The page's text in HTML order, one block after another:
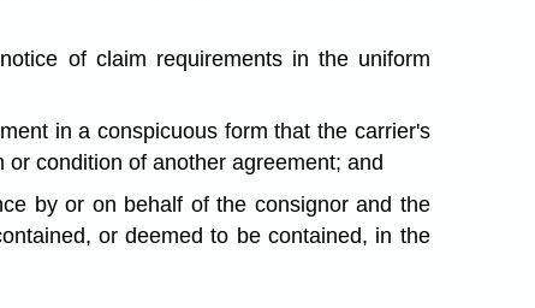
of claim requirements in the uniform
in a conspicuous form that the carrier's
or condition of another agreement; and
by or on behalf of the consignor and the
or deemed to be contained, in the